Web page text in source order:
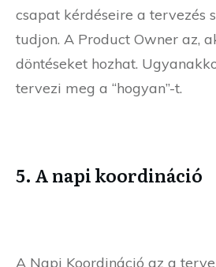
csapat kérdéseire a tervezés
tudjon. A Product Owner az,
döntéseket hozhat.
tervezi meg a “hogyan”-t.
5. A napi koordináció
A Napi Koordináció az a